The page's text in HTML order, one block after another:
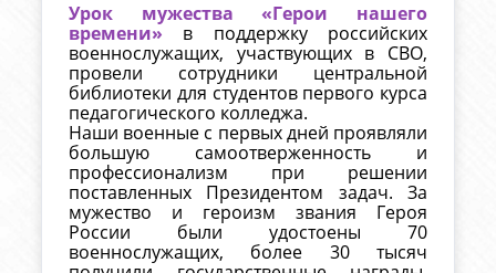
Урок мужества «Герои нашего
времени»
в поддержку российских
военнослужащих, участвующих в СВО,
провели сотрудники центральной
библиотеки для студентов первого курса
педагогического колледжа.
Наши военные с первых дней проявляли
большую самоотверженность и
профессионализм при решении
поставленных Президентом задач. За
мужество и героизм звания Героя
России были удостоены 70
военнослужащих, более 30 тысяч